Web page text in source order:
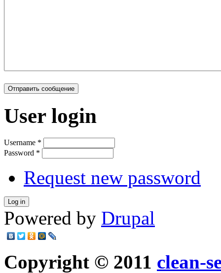
User login
Username *
Password *
Request new password
Powered by Drupal
Copyright © 2011 clean-